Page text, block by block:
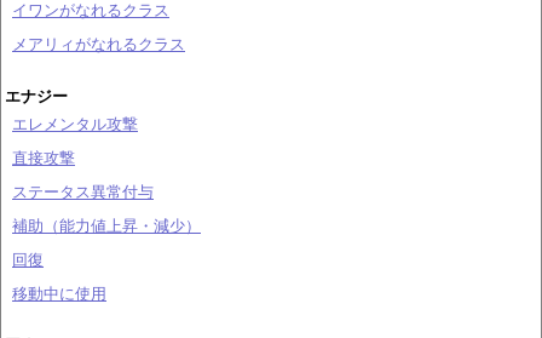
イワンがなれるクラス
メアリィがなれるクラス
エナジー
エレメンタル攻撃
直接攻撃
ステータス異常付与
補助（能力値上昇・減少）
回復
移動中に使用